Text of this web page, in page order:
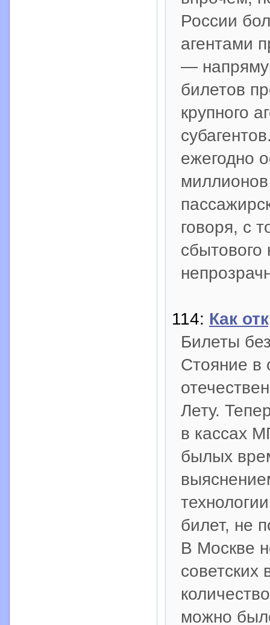
России
агентами
—
билетов
крупного
ежегодно
говоря, с
114: Как
Билеты
Стояние в
Лету.
в кассах
былых
билет, не
В Москве
можно